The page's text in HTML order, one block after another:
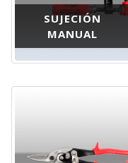
SUJECIÓN
MANUAL